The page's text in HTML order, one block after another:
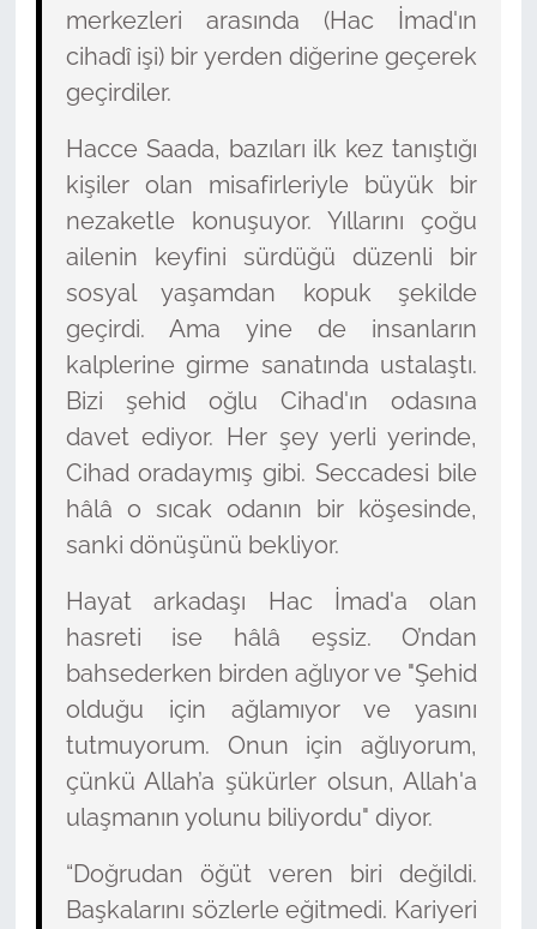
merkezleri arasında (Hac İmad'ın
cihadî işi) bir yerden diğerine geçerek
geçirdiler.
Hacce Saada, bazıları ilk kez tanıştığı
kişiler olan misafirleriyle büyük bir
nezaketle konuşuyor. Yıllarını çoğu
ailenin keyfini sürdüğü düzenli bir
sosyal yaşamdan kopuk şekilde
geçirdi. Ama yine de insanların
kalplerine girme sanatında ustalaştı.
Bizi şehid oğlu Cihad'ın odasına
davet ediyor. Her şey yerli yerinde,
Cihad oradaymış gibi. Seccadesi bile
hâlâ o sıcak odanın bir köşesinde,
sanki dönüşünü bekliyor.
Hayat arkadaşı Hac İmad'a olan
hasreti ise hâlâ eşsiz. O’ndan
bahsederken birden ağlıyor ve "Şehid
olduğu için ağlamıyor ve yasını
tutmuyorum. Onun için ağlıyorum,
çünkü Allah’a şükürler olsun, Allah'a
ulaşmanın yolunu biliyordu" diyor.
“Doğrudan öğüt veren biri değildi.
Başkalarını sözlerle eğitmedi. Kariyeri